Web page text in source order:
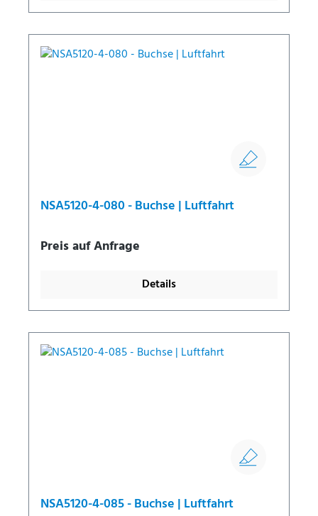
NSA5120-4-080 - Buchse | Luftfahrt
Preis auf Anfrage
Details
NSA5120-4-085 - Buchse | Luftfahrt